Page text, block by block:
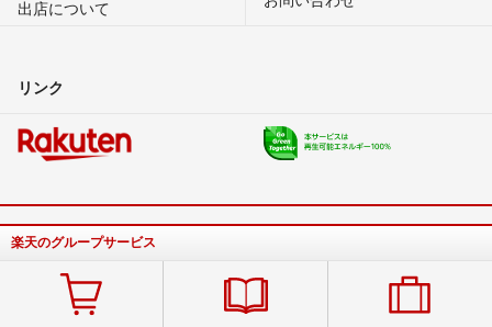
出店について
リンク
楽天のグループサービス